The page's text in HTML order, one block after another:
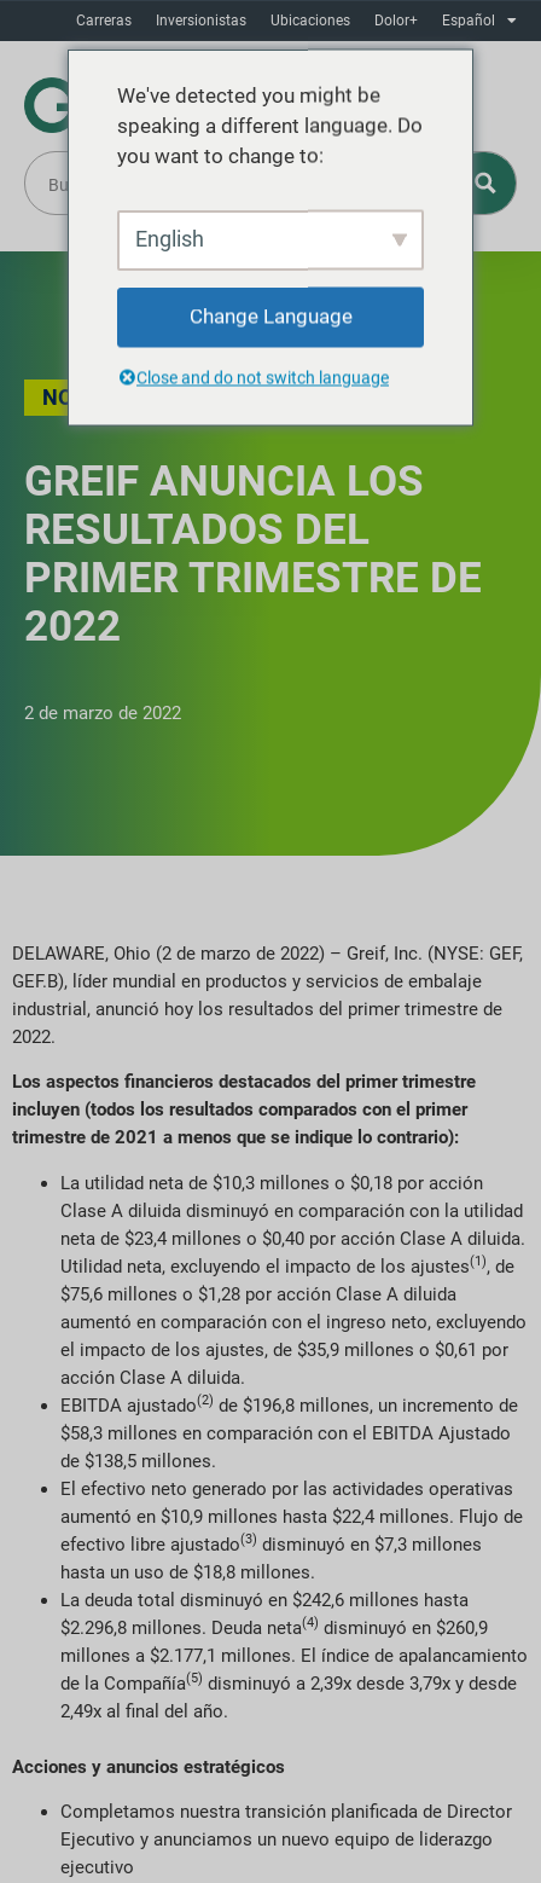
Carreras Inversionistas Ubicaciones Dolor+ Español
NOTICIAS
GREIF ANUNCIA LOS
RESULTADOS DEL
PRIMER TRIMESTRE DE
2022
2 de marzo de 2022
DELAWARE, Ohio (2 de marzo de 2022) – Greif, Inc. (NYSE: GEF,
GEF.B), líder mundial en productos y servicios de embalaje
industrial, anunció hoy los resultados del primer trimestre de
2022.
Los aspectos financieros destacados del primer trimestre
incluyen (todos los resultados comparados con el primer
trimestre de 2021 a menos que se indique lo contrario):
La utilidad neta de $10,3 millones o $0,18 por acción
Clase A diluida disminuyó en comparación con la utilidad
neta de $23,4 millones o $0,40 por acción Clase A diluida.
Utilidad neta, excluyendo el impacto de los ajustes(1), de
$75,6 millones o $1,28 por acción Clase A diluida
aumentó en comparación con el ingreso neto, excluyendo
el impacto de los ajustes, de $35,9 millones o $0,61 por
acción Clase A diluida.
EBITDA ajustado(2) de $196,8 millones, un incremento de
$58,3 millones en comparación con el EBITDA Ajustado
de $138,5 millones.
El efectivo neto generado por las actividades operativas
aumentó en $10,9 millones hasta $22,4 millones. Flujo de
efectivo libre ajustado(3) disminuyó en $7,3 millones
hasta un uso de $18,8 millones.
La deuda total disminuyó en $242,6 millones hasta
$2.296,8 millones. Deuda neta(4) disminuyó en $260,9
millones a $2.177,1 millones. El índice de apalancamiento
de la Compañía(5) disminuyó a 2,39x desde 3,79x y desde
2,49x al final del año.
Acciones y anuncios estratégicos
Completamos nuestra transición planificada de Director
Ejecutivo y anunciamos un nuevo equipo de liderazgo
ejecutivo
We've detected you might be
speaking a different language. Do
you want to change to:
English
Change Language
Close and do not switch language